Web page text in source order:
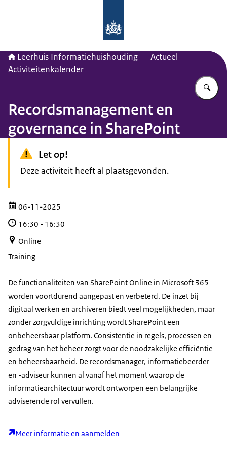
Leerhuis Informatiehuishouding
Actueel
Activiteitenkalender
Recordsmanagement en
governance in SharePoint
Let op!
Deze activiteit heeft al plaatsgevonden.
06-11-2025
16:30 - 16:30
Online
Training
De functionaliteiten van SharePoint Online in Microsoft 365
worden voortdurend aangepast en verbeterd. De inzet bij
digitaal werken en archiveren biedt veel mogelijkheden, maar
zonder zorgvuldige inrichting wordtSharePointeen
onbeheersbaar platform. Consistentie in regels, processen en
gedrag van het beheer zorgt voor de noodzakelijke efficiëntie
en beheersbaarheid. De recordsmanager, informatiebeerder
en -adviseur kunnen al vanaf het moment waarop de
informatiearchitectuur wordt ontworpen een belangrijke
adviserende rol vervullen.
Meer informatie en aanmelden